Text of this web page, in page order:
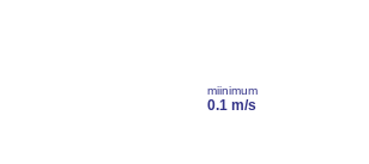
miinimum
0.1 m/s